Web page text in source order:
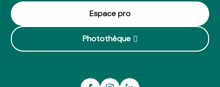
Espace pro
Photothèque